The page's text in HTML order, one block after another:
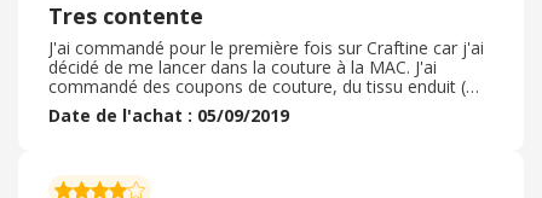
Tres contente
J'ai commandé pour le première fois sur Craftine car j'ai
décidé de me lancer dans la couture à la MAC. J'ai
commandé des coupons de couture, du tissu enduit (
pour les lingettes lavables etc) une pince Prym et du
thermocollant. Mon but était de commencer en faisant
arrivée tres vite, bien emballée et en parfait état. J'ai été
Date de l'achat : 05/09/2019